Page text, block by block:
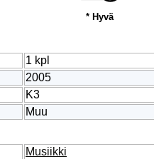
* Hyvä
1 kpl
2005
K3
Muu
Musiikki